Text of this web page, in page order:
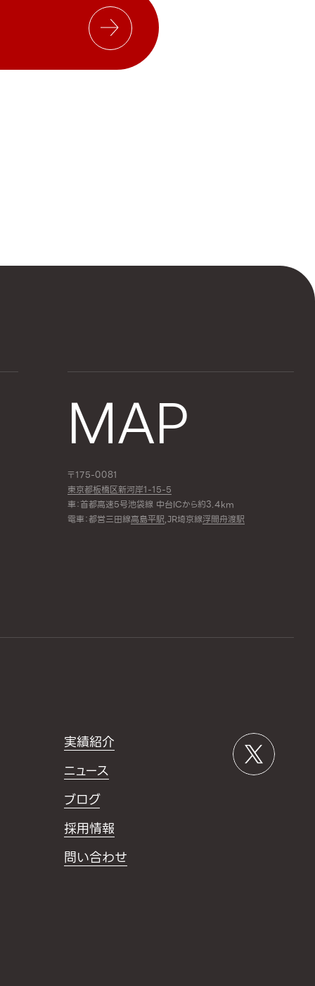
MAP
〒175-0081
東京都板橋区新河岸1-15-5
車：首都高速5号池袋線 中台ICから約3.4km
電車：都営三田線高島平駅,JR埼京線浮間舟渡駅
実績紹介
ニュース
ブログ
採用情報
問い合わせ